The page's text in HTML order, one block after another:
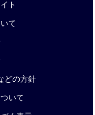
ト
て
どの方針
いて